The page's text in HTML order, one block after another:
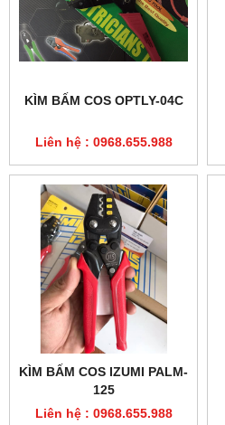
KÌM BẤM COS OPTLY-04C
Liên hệ : 0968.655.988
KÌM BẤM COS IZUMI PALM-
125
Liên hệ : 0968.655.988